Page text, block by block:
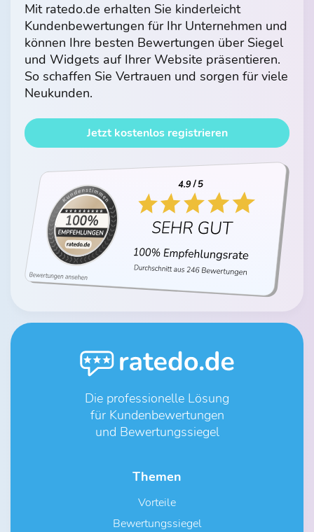
Mit ratedo.de erhalten Sie kinderleicht
Kundenbewertungen für Ihr Unternehmen und
können Ihre besten Bewertungen über Siegel
und Widgets auf Ihrer Website präsentieren.
So schaffen Sie Vertrauen und sorgen für viele
Neukunden.
Jetzt kostenlos registrieren
Die professionelle Lösung
für Kundenbewertungen
und Bewertungssiegel
Themen
Vorteile
Bewertungssiegel